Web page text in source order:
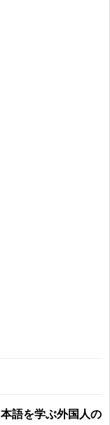
語を学ぶ外国人の